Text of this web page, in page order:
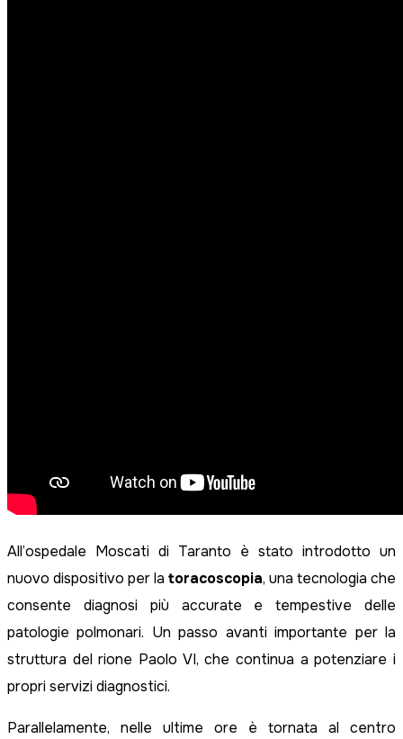
All’ospedale Moscati di Taranto è stato introdotto un
nuovo dispositivo per la toracoscopia, una tecnologia che
consente diagnosi più accurate e tempestive delle
patologie polmonari. Un passo avanti importante per la
struttura del rione Paolo VI, che continua a potenziare i
propri servizi diagnostici.
Parallelamente, nelle ultime ore è tornata al centro